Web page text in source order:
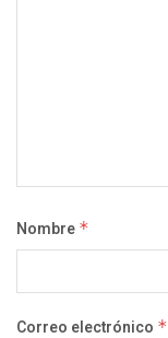
Nombre *
Correo electrónico *